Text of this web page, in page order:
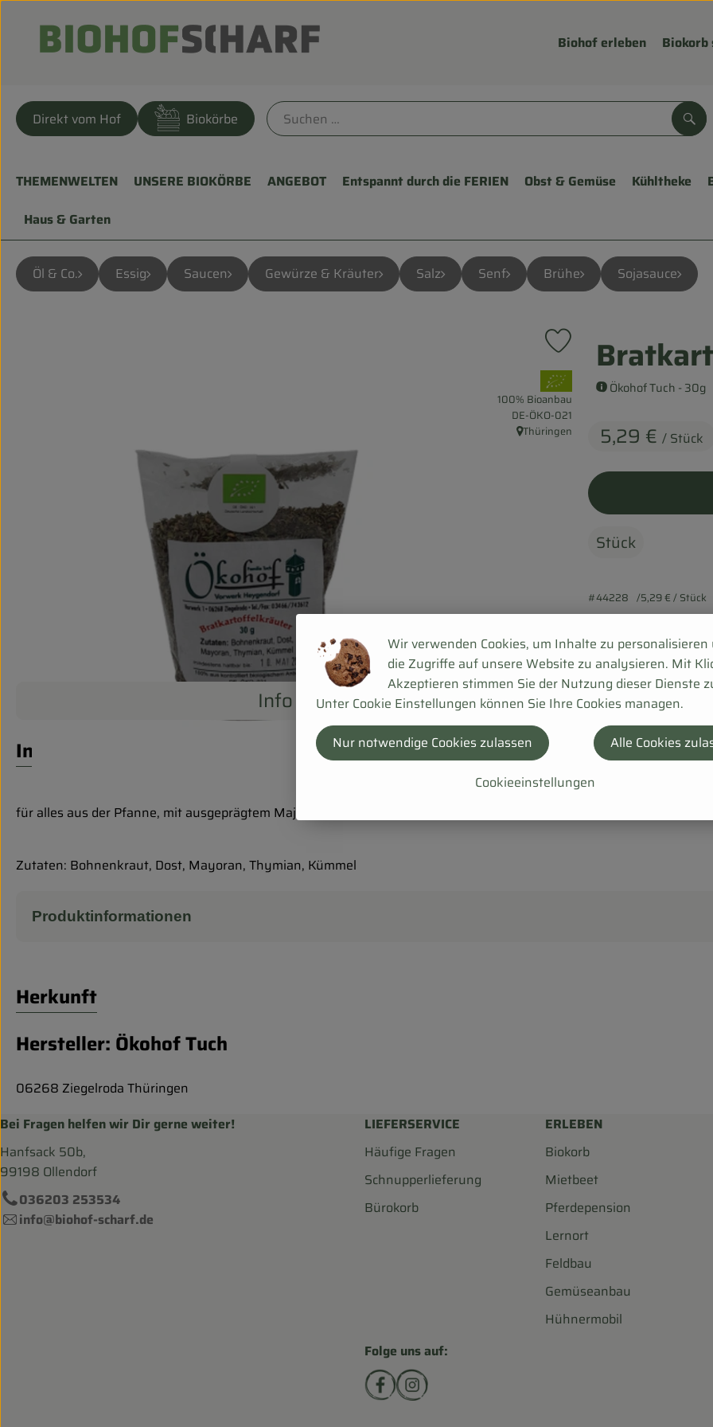
Biohof erleben Biokorb
Direkt vom Hof Biokörbe
THEMENWELTEN UNSERE BIOKÖRBE ANGEBOT Entspannt durch die FERIEN Obst & Gemüse Kühltheke
Haus & Garten
Öl & Co. Essig Saucen Gewürze & Kräuter Salz Senf Brühe Sojasauce
Ökohof Tuch - 30g
5,29 € / Stück
Produkt zu Favouriten
, Verband:
100% Bioanbau
, Kontrollstelle:
DE-ÖKO-021
, Herkunft:
Thüringen
Stück
#44228 5,29 €/ Stück
Info
Info
für alles aus der Pfanne, mit ausgeprägtem Majoran-Anteil
Zutaten: Bohnenkraut, Dost, Mayoran, Thymian, Kümmel
Produktinformationen
Herkunft
Hersteller: Ökohof Tuch
06268 Ziegelroda Thüringen
Bei Fragen helfen wir Dir gerne weiter!
Hanfsack 50b,
99198 Ollendorf
036203 253534
info@biohof-scharf.de
LIEFERSERVICE
Häufige Fragen
Schnupperlieferung
Bürokorb
ERLEBEN
Biokorb
Mietbeet
Pferdepension
Lernort
Feldbau
Gemüseanbau
Hühnermobil
Folge uns auf:
Externer Link zu https://www.facebook.com/
Externer Link zu https://www.instagram.com/
Wir verwenden Cookies, um Inhalte zu personalisieren
die Zugriffe auf unsere Website zu analysieren. Mit
Akzeptieren stimmen Sie der Nutzung dieser Dienste
Unter Cookie Einstellungen können Sie Ihre Cookies managen.
Cookieeinstellungen
Nur notwendige Cookies zulassen Alle Cookies